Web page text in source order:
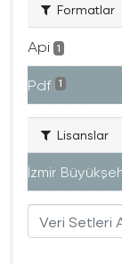
Formatlar
Api 1
Pdf 1
Lisanslar
İzmir